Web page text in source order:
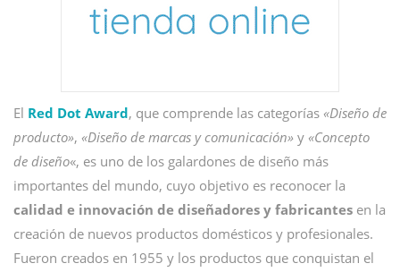
El Red Dot Award, que comprende las categorías «Diseño de
producto», «Diseño de marcas y comunicación» y «Concepto
de diseño«, es uno de los galardones de diseño más
importantes del mundo, cuyo objetivo es reconocer la
calidad e innovación de diseñadores y fabricantes en la
creación de nuevos productos domésticos y profesionales.
Fueron creados en 1955 y los productos que conquistan el